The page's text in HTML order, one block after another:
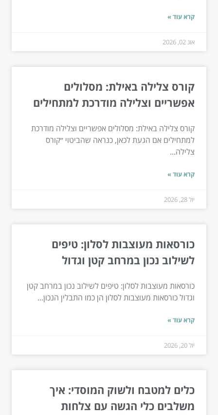
קרא עוד »
אוג 02, 2026
קורס צלילה באילת: מסלולים
אפשריים וצלילה מודרכת למתחילים
קורס צלילה באילת: מסלולים אפשריים וצלילה מודרכת
למתחילים אם הגעת לכאן, כנראה שהביטוי ״קורס
צלילה...
קרא עוד »
יול 28, 2026
כורסאות מעוצבות לסלון: טיפים
לשילוב נכון במרחב קטן וגדול
כורסאות מעוצבות לסלון: טיפים לשילוב נכון במרחב קטן
וגדול כורסאות מעוצבות לסלון הן כמו התבלין הנכון...
קרא עוד »
יול 20, 2026
כלים למטבח ולשוק המוסדי: איך
משלבים כלי הגשה עם צלחות